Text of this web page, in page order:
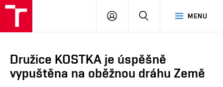
MENU
PŘIHLÁSIT
Družice KOSTKA je úspěšně
vypuštěna na oběžnou dráhu Země